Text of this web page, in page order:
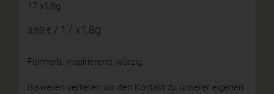
17 x1,8g
3,69 € / 17 x1,8g
Feinherb, inspirierend, würzig.
Bisweilen verlieren wir den Kontakt zu unserer eigenen